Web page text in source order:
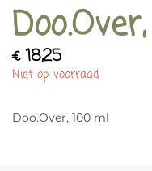
€18,25
Niet op voorraad
Doo.Over, 100 ml